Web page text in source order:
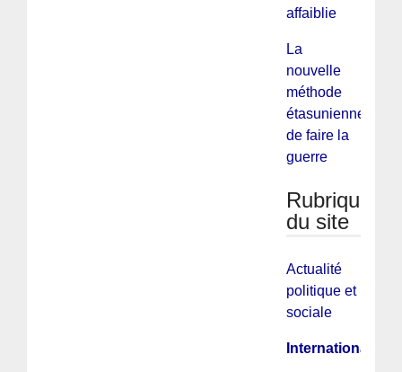
affaiblie
La
nouvelle
méthode
étasunienne
de faire la
guerre
Rubriques
du site
Actualité
politique et
sociale
International